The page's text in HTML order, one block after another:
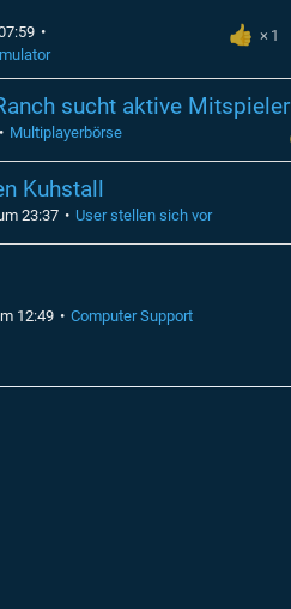
1
sucht aktive Mitspieler
Multiplayerbörse
Kuhstall
23:37 User stellen sich vor
12:49 Computer Support